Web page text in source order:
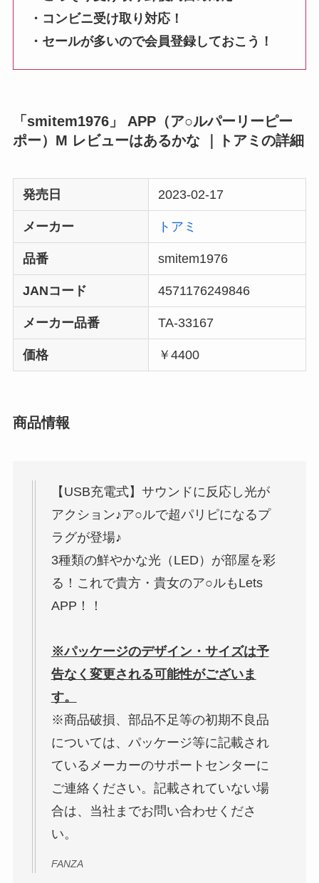
・コンビニ受け取り対応！
・セールが多いので会員登録しておこう！
「smitem1976」 APP（ア○ルパーリーピー
ポー）M レビューはあるかな ｜トアミの詳細
発売日 2023-02-17
メーカー トアミ
品番 smitem1976
JANコード 4571176249846
メーカー品番 TA-33167
価格 ￥4400
商品情報
【USB充電式】サウンドに反応し光が
アクション♪ア○ルで超パリピになるプ
ラグが登場♪
3種類の鮮やかな光（LED）が部屋を彩
る！これで貴方・貴女のア○ルもLets
APP！！
※パッケージのデザイン・サイズは予
告なく変更される可能性がございま
す。
※商品破損、部品不足等の初期不良品
については、パッケージ等に記載され
ているメーカーのサポートセンターに
ご連絡ください。記載されていない場
合は、当社までお問い合わせくださ
い。
FANZA